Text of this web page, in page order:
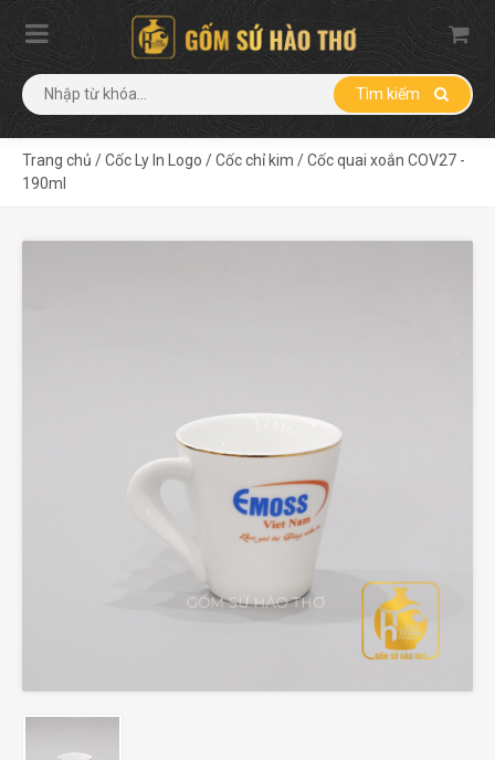
Tìm kiếm
Trang chủ /Cốc Ly In Logo /Cốc chỉ kim /Cốc quai xoắn COV27 -
190ml